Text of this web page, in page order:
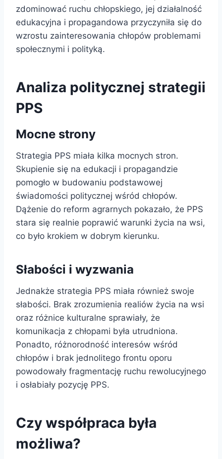
zdominować ruchu chłopskiego, jej działalność
edukacyjna i propagandowa przyczyniła się do
wzrostu zainteresowania chłopów problemami
społecznymi i polityką.
Analiza politycznej strategii
PPS
Mocne strony
Strategia PPS miała kilka mocnych stron.
Skupienie się na edukacji i propagandzie
pomogło w budowaniu podstawowej
świadomości politycznej wśród chłopów.
Dążenie do reform agrarnych pokazało, że PPS
stara się realnie poprawić warunki życia na wsi,
co było krokiem w dobrym kierunku.
Słabości i wyzwania
Jednakże strategia PPS miała również swoje
słabości. Brak zrozumienia realiów życia na wsi
oraz różnice kulturalne sprawiały, że
komunikacja z chłopami była utrudniona.
Ponadto, różnorodność interesów wśród
chłopów i brak jednolitego frontu oporu
powodowały fragmentację ruchu rewolucyjnego
i osłabiały pozycję PPS.
Czy współpraca była
możliwa?